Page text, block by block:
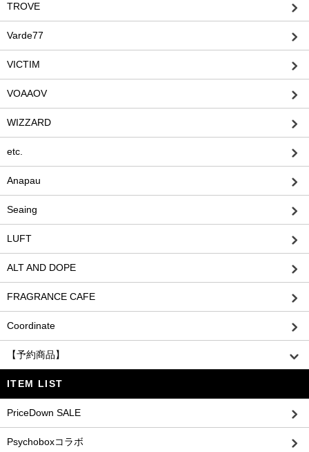
TROVE
Varde77
VICTIM
VOAAOV
WIZZARD
etc.
Anapau
Seaing
LUFT
ALT AND DOPE
FRAGRANCE CAFE
Coordinate
【予約商品】
ITEM LIST
PriceDown SALE
Psychoboxコラボ